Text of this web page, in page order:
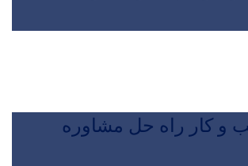
و کار راه حل مشاوره